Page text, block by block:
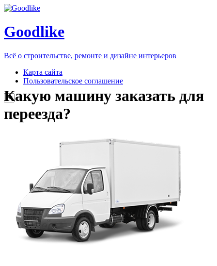
Goodlike
Всё о строительстве, ремонте и дизайне интерьеров
Карта сайта
Пользовательское соглашение
Какую машину заказать для
переезда?